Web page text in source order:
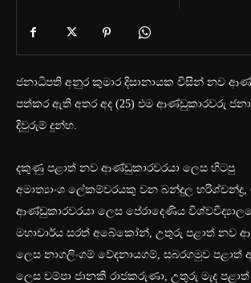
ජනාධිපති අනුර කුමාර දිසානායක විසින් නව
පත්කර ඇති අතර අද (25) එම ආණ්ඩුකාරවරු
දිවුරුම් දුන්හ.
දකුණු පළාත් නව ආණ්ඩුකාරවරයා ලෙස හිටපු
අමාත්‍යාංශ ලේකම්වරයකු වන බන්දුල
ආණ්ඩුකාරවරයා ලෙස පේරාදෙණිය
මහාචාර්ය සරත් අබේකෝන්, උතුරු පළාත් නව
ලෙස නාගලිංගම් වේදනායගම්, සබරගමුව පළාත්
ලෙස චම්පා ජානකී රාජකරුණා, උතුරු මැද